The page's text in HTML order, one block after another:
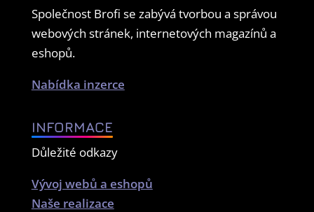
Společnost Brofi se zabývá tvorbou a správou
webových stránek, internetových magazínů a
eshopů.
Nabídka inzerce
INFORMACE
Důležité odkazy
Vývoj webů a eshopů
Naše realizace